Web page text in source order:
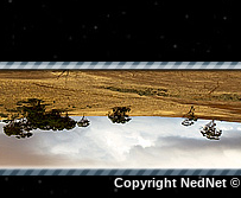
Copyright NedNet